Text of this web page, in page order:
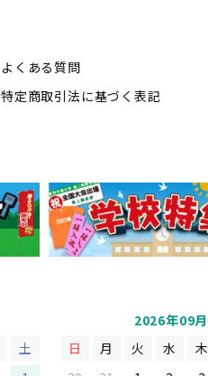
よくある質問
特定商取引法に基づく表記
土
2026年09月
日
月 火 水 木